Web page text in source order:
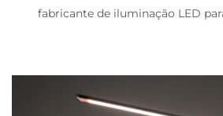
fabricante de iluminação LED